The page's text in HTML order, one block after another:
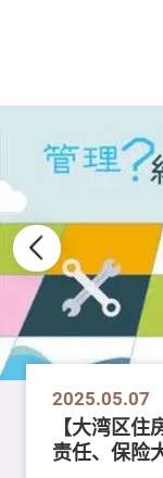
2025.05.07
【大湾区
责任、保险